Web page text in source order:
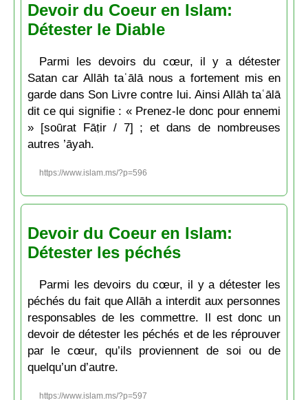
Devoir du Coeur en Islam:
Détester le Diable
Parmi les devoirs du cœur, il y a détester
Satan car Allāh taʿālā nous a fortement mis en
garde dans Son Livre contre lui. Ainsi Allāh taʿālā
dit ce qui signifie : « Prenez-le donc pour ennemi
» [soūrat Fāṭir / 7] ; et dans de nombreuses
autres ’āyah.
https://www.islam.ms/?p=596
Devoir du Coeur en Islam:
Détester les péchés
Parmi les devoirs du cœur, il y a détester les
péchés du fait que Allāh a interdit aux personnes
responsables de les commettre. Il est donc un
devoir de détester les péchés et de les réprouver
par le cœur, qu’ils proviennent de soi ou de
quelqu’un d’autre.
https://www.islam.ms/?p=597